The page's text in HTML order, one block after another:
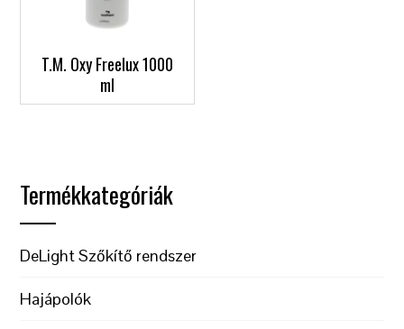
T.M. Oxy Freelux 1000
ml
Termékkategóriák
DeLight Szőkítő rendszer
Hajápolók